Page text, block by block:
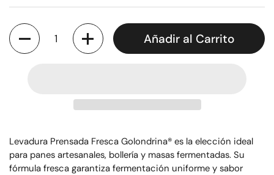
Cantidad
Añadir al Carrito
Levadura Prensada Fresca Golondrina® es la elección ideal
para panes artesanales, bollería y masas fermentadas. Su
fórmula fresca garantiza fermentación uniforme y sabor